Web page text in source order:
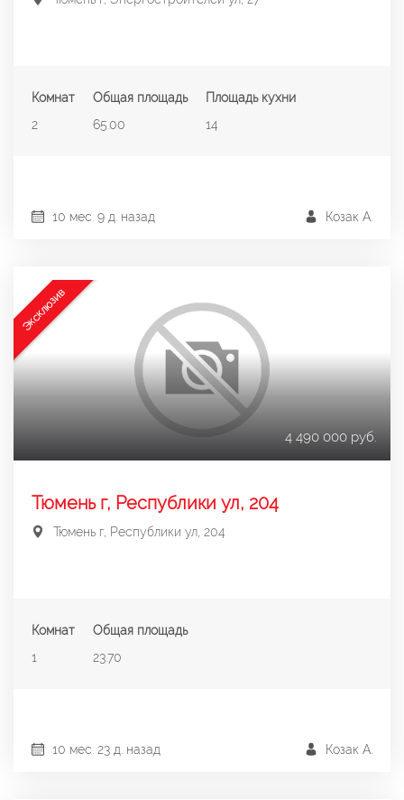
Комнат
2
Общая площадь
65.00
Площадь кухни
14
Козак А.
10 мес. 9 д. назад
Эксклюзив
4 490 000 руб.
Тюмень г, Республики ул, 204
Тюмень г, Республики ул, 204
Комнат
1
Общая площадь
23.70
Козак А.
10 мес. 23 д. назад